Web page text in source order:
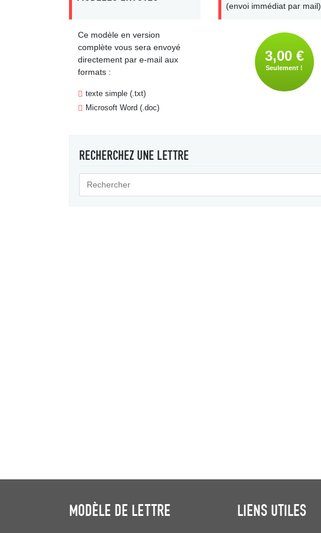
Ce modèle en version
complète vous sera envoyé
directement par e-mail aux
formats :
texte simple (.txt)
Microsoft Word (.doc)
(envoi immédiat par mail)
3,00 €
Seulement !
RECHERCHEZ UNE LETTRE
MODÈLE DE LETTRE LIENS UTILES